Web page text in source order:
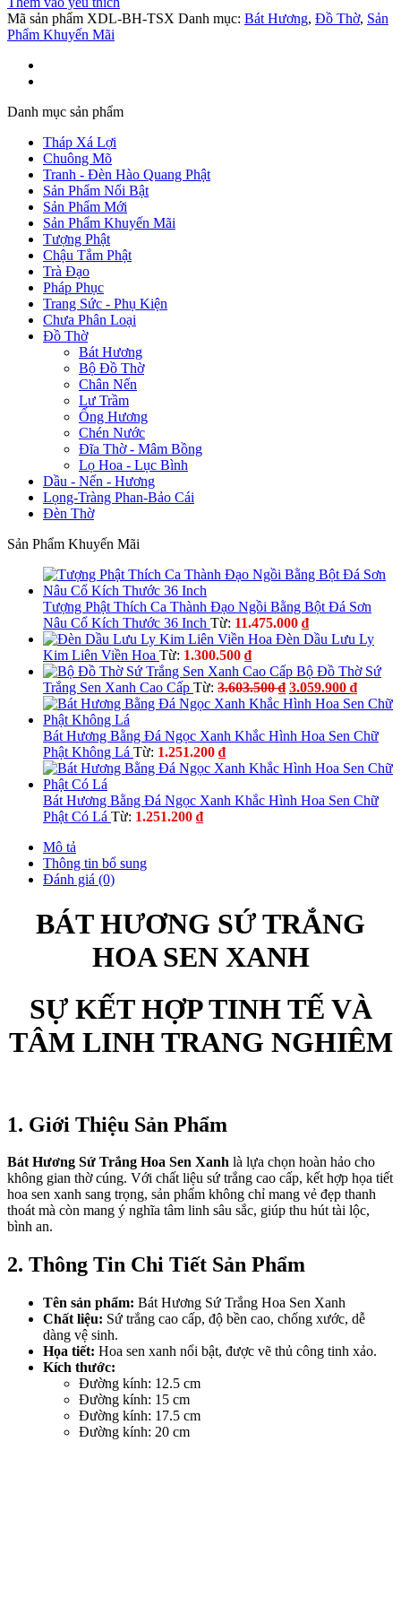
Mã sản phẩm XDL-BH-TSX Danh mục: Bát Hương, Đồ Thờ, Sản
Phẩm Khuyến Mãi
Danh mục sản phẩm
Tháp Xá Lợi
Chuông Mõ
Tranh - Đèn Hào Quang Phật
Sản Phẩm Nổi Bật
Sản Phẩm Mới
Sản Phẩm Khuyến Mãi
Tượng Phật
Chậu Tắm Phật
Trà Đạo
Pháp Phục
Trang Sức - Phụ Kiện
Chưa Phân Loại
Đồ Thờ
Bát Hương
Bộ Đồ Thờ
Chân Nến
Lư Trầm
Ống Hương
Chén Nước
Đĩa Thờ - Mâm Bồng
Lọ Hoa - Lục Bình
Dầu - Nến - Hương
Lọng-Tràng Phan-Bảo Cái
Đèn Thờ
Sản Phẩm Khuyến Mãi
Tượng Phật Thích Ca Thành Đạo Ngồi Bằng Bột Đá Sơn
Nâu Cổ Kích Thước 36 Inch Từ: 11.475.000 ₫
Đèn Dầu Lưu Ly
Kim Liên Viền Hoa Từ: 1.300.500 ₫
Bộ Đồ Thờ Sứ
Trắng Sen Xanh Cao Cấp Từ: 3.603.500₫ Giá
gốc
3.603.500 ₫.
3.059.900 ₫Giá
hiện
là:
Bát Hương Bằng Đá Ngọc Xanh Khắc Hình Hoa Sen Chữ
Phật Không Lá Từ: 1.251.200 ₫
Bát Hương Bằng Đá Ngọc Xanh Khắc Hình Hoa Sen Chữ
Phật Có Lá Từ: 1.251.200 ₫
Mô tả
Thông tin bổ sung
Đánh giá (0)
BÁT HƯƠNG SỨ TRẮNG
HOA SEN XANH
SỰ KẾT HỢP TINH TẾ VÀ
TÂM LINH TRANG NGHIÊM
1. Giới Thiệu Sản Phẩm
Bát Hương Sứ Trắng Hoa Sen Xanh là lựa chọn hoàn hảo cho
không gian thờ cúng. Với chất liệu sứ trắng cao cấp, kết hợp họa tiết
hoa sen xanh sang trọng, sản phẩm không chỉ mang vẻ đẹp thanh
thoát mà còn mang ý nghĩa tâm linh sâu sắc, giúp thu hút tài lộc,
bình an.
2. Thông Tin Chi Tiết Sản Phẩm
Tên sản phẩm: Bát Hương Sứ Trắng Hoa Sen Xanh
Chất liệu: Sứ trắng cao cấp, độ bền cao, chống xước, dễ
dàng vệ sinh.
Họa tiết: Hoa sen xanh nổi bật, được vẽ thủ công tinh xảo.
Kích thước:
Đường kính: 12.5 cm
Đường kính: 15 cm
Đường kính: 17.5 cm
Đường kính: 20 cm